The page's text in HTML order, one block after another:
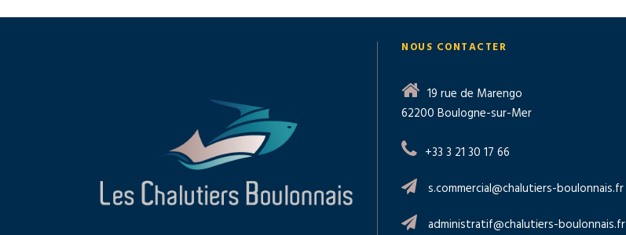
NOUS CONTACTER
19 rue de Marengo
62200 Boulogne-sur-Mer
+33 3 21 30 17 66
s.commercial@chalutiers-boulonnais.fr
administratif@chalutiers-boulonnais.fr